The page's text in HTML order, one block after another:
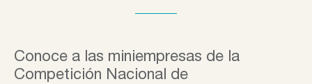
Conoce a las miniempresas de la
Competición Nacional de